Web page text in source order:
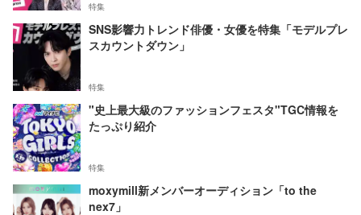
特集
SNS影響力トレンド俳優・女優を特集「モデルプレ
スカウントダウン」
特集
"史上最大級のファッションフェスタ"TGC情報を
たっぷり紹介
特集
moxymill新メンバーオーディション「to the
nex7」